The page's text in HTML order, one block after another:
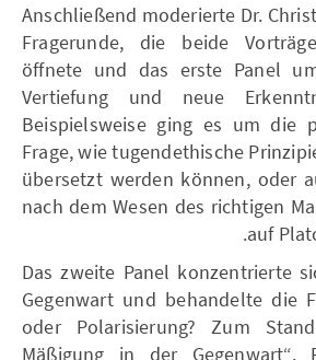
Anschließend moderierte Dr.
Fragerunde, die beide
öffnete und das erste Panel
Vertiefung und neue
Beispielsweise ging es um die
Frage, wie tugendethische
übersetzt werden können, oder
nach dem Wesen des richtigen
auf
Das zweite Panel konzentrierte
Gegenwart und behandelte die
oder Polarisierung? Zum
Mäßigung in der Gegenwart“.